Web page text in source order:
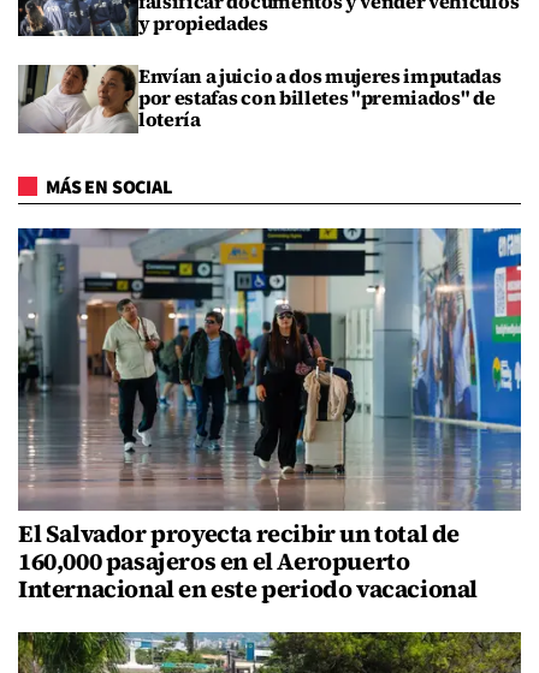
y propiedades
Envían a juicio a dos mujeres imputadas
por estafas con billetes "premiados" de
lotería
MÁS EN SOCIAL
El Salvador proyecta recibir un total de
160,000 pasajeros en el Aeropuerto
Internacional en este periodo vacacional